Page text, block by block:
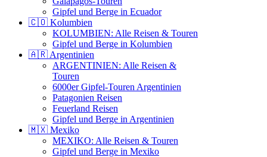
Gipfel und Berge in Ecuador
🇨🇴 Kolumbien
KOLUMBIEN: Alle Reisen & Touren
Gipfel und Berge in Kolumbien
🇦🇷 Argentinien
ARGENTINIEN: Alle Reisen &
Touren
6000er Gipfel-Touren Argentinien
Patagonien Reisen
Feuerland Reisen
Gipfel und Berge in Argentinien
🇲🇽 Mexiko
MEXIKO: Alle Reisen & Touren
Gipfel und Berge in Mexiko